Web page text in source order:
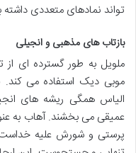
تواند نمادهای متعددی داشته
بازتاب های مذهبی و انجیلی
ملویل به طور گسترده ای
موبی دیک استفاده می کند.
الیاس همگی ریشه های
عمیقی می بخشند. آهاب به
پرستی و شورش علیه خداست.